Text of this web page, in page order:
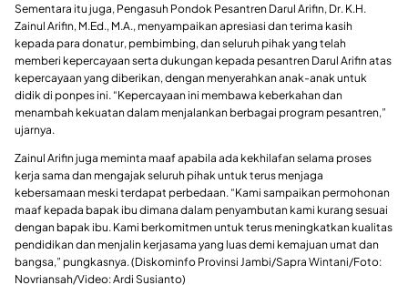
Sementara itu juga, Pengasuh Pondok Pesantren Darul Arifin, Dr. K.H.
Zainul Arifin, M.Ed., M.A., menyampaikan apresiasi dan terima kasih
kepada para donatur, pembimbing, dan seluruh pihak yang telah
memberi kepercayaan serta dukungan kepada pesantren Darul Arifin atas
kepercayaan yang diberikan, dengan menyerahkan anak-anak untuk
didik di ponpes ini. “Kepercayaan ini membawa keberkahan dan
menambah kekuatan dalam menjalankan berbagai program pesantren,”
ujarnya.
Zainul Arifin juga meminta maaf apabila ada kekhilafan selama proses
kerja sama dan mengajak seluruh pihak untuk terus menjaga
kebersamaan meski terdapat perbedaan. “Kami sampaikan permohonan
maaf kepada bapak ibu dimana dalam penyambutan kami kurang sesuai
dengan bapak ibu. Kami berkomitmen untuk terus meningkatkan kualitas
pendidikan dan menjalin kerjasama yang luas demi kemajuan umat dan
bangsa,” pungkasnya. (Diskominfo Provinsi Jambi/Sapra Wintani/Foto:
Novriansah/Video: Ardi Susianto)